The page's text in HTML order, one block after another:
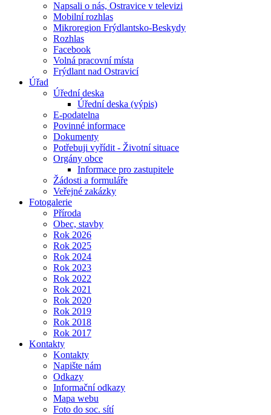
Napsali o nás, Ostravice v televizi
Mobilní rozhlas
Mikroregion Frýdlantsko-Beskydy
Rozhlas
Facebook
Volná pracovní místa
Frýdlant nad Ostravicí
Úřad
Úřední deska
Úřední deska (výpis)
E-podatelna
Povinné informace
Dokumenty
Potřebuji vyřídit - Životní situace
Orgány obce
Informace pro zastupitele
Žádosti a formuláře
Veřejné zakázky
Fotogalerie
Příroda
Obec, stavby
Rok 2026
Rok 2025
Rok 2024
Rok 2023
Rok 2022
Rok 2021
Rok 2020
Rok 2019
Rok 2018
Rok 2017
Kontakty
Kontakty
Napište nám
Odkazy
Informační odkazy
Mapa webu
Foto do soc. sítí